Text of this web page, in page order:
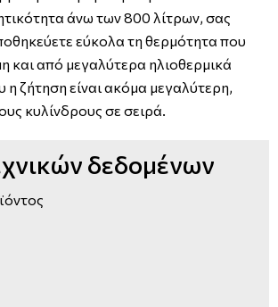
άνω των 800 λίτρων, σας
εύκολα τη θερμότητα που
και από μεγαλύτερα ηλιοθερμικά
ζήτηση είναι ακόμα μεγαλύτερη,
κυλίνδρους σε σειρά.
δεδομένων